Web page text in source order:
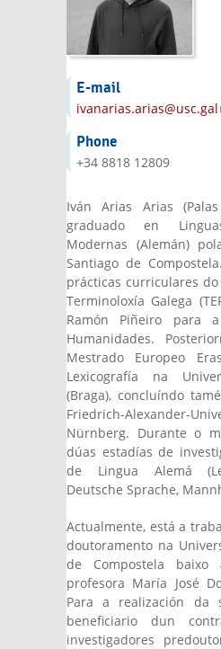
E-mail
ivanarias.arias@usc.gal
Phone
+34 8818 12809
Iván Arias Arias
graduado en
Modernas (Alemán)
Santiago de
prácticas curriculares
Terminoloxía Galega
Ramón Piñeiro para
Humanidades.
Mestrado Europeo
Lexicografía na
(Braga), concluíndo
Friedrich-Alexander-
Nürnberg. Durante o
dúas estadías de
de Lingua Alemá
Deutsche Sprache,
Actualmente, está a
doutoramento na
de Compostela baixo
profesora María José
Para a realización da
beneficiario dun
investigadores